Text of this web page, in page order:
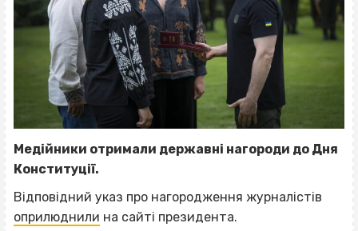
Медійники отримали державні нагороди до Дня
Конституції.
Відповідний указ про нагородження журналістів
оприлюднили на сайті президента.